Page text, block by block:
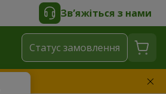
Зв’яжіться з нами
Статус замовлення